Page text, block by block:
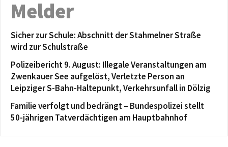
Melder
Sicher zur Schule: Abschnitt der Stahmelner Straße
wird zur Schulstraße
Polizeibericht 9. August: Illegale Veranstaltungen am
Zwenkauer See aufgelöst, Verletzte Person an
Leipziger S-Bahn-Haltepunkt, Verkehrsunfall in Dölzig
Familie verfolgt und bedrängt – Bundespolizei stellt
50-jährigen Tatverdächtigen am Hauptbahnhof